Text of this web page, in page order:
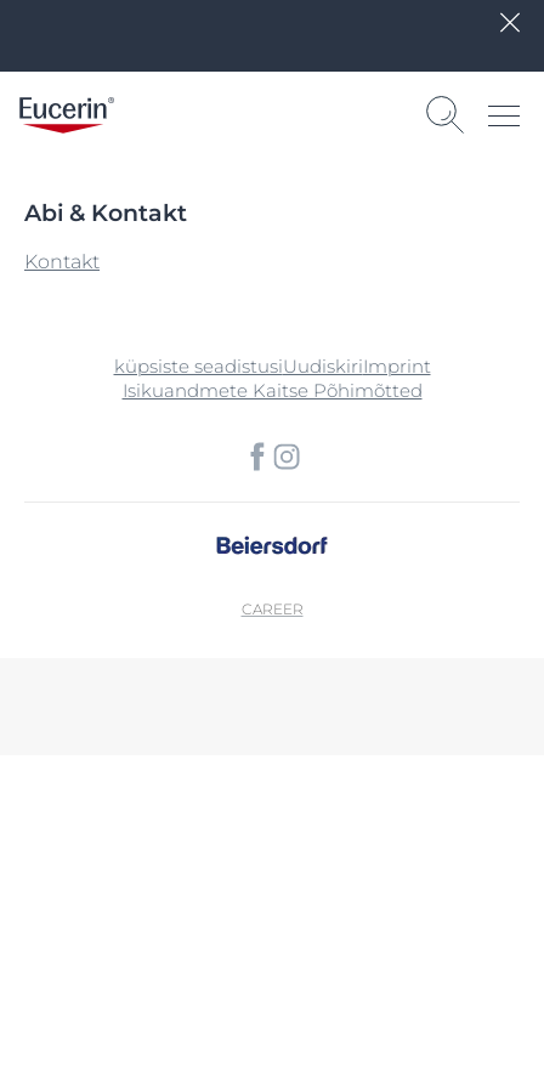
Abi & Kontakt
Kontakt
küpsiste seadistusiUudiskiriImprint
Isikuandmete Kaitse Põhimõtted
CAREER